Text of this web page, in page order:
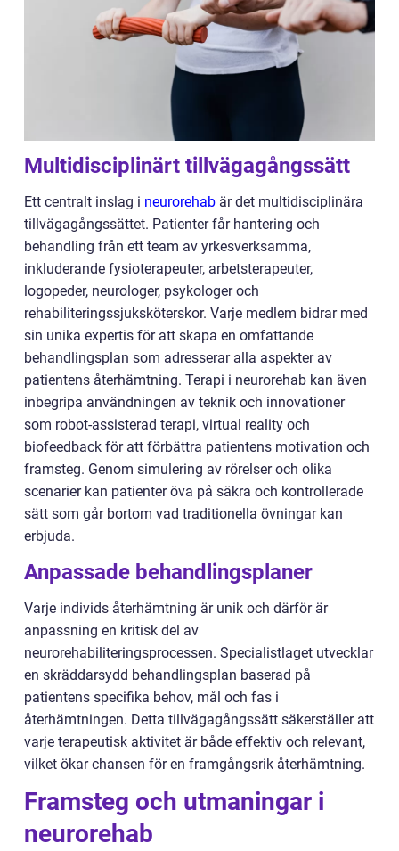
Multidisciplinärt tillvägagångssätt
Ett centralt inslag i neurorehab är det multidisciplinära
tillvägagångssättet. Patienter får hantering och
behandling från ett team av yrkesverksamma,
inkluderande fysioterapeuter, arbetsterapeuter,
logopeder, neurologer, psykologer och
rehabiliteringssjuksköterskor. Varje medlem bidrar med
sin unika expertis för att skapa en omfattande
behandlingsplan som adresserar alla aspekter av
patientens återhämtning. Terapi i neurorehab kan även
inbegripa användningen av teknik och innovationer
som robot-assisterad terapi, virtual reality och
biofeedback för att förbättra patientens motivation och
framsteg. Genom simulering av rörelser och olika
scenarier kan patienter öva på säkra och kontrollerade
sätt som går bortom vad traditionella övningar kan
erbjuda.
Anpassade behandlingsplaner
Varje individs återhämtning är unik och därför är
anpassning en kritisk del av
neurorehabiliteringsprocessen. Specialistlaget utvecklar
en skräddarsydd behandlingsplan baserad på
patientens specifika behov, mål och fas i
återhämtningen. Detta tillvägagångssätt säkerställer att
varje terapeutisk aktivitet är både effektiv och relevant,
vilket ökar chansen för en framgångsrik återhämtning.
Framsteg och utmaningar i
neurorehab